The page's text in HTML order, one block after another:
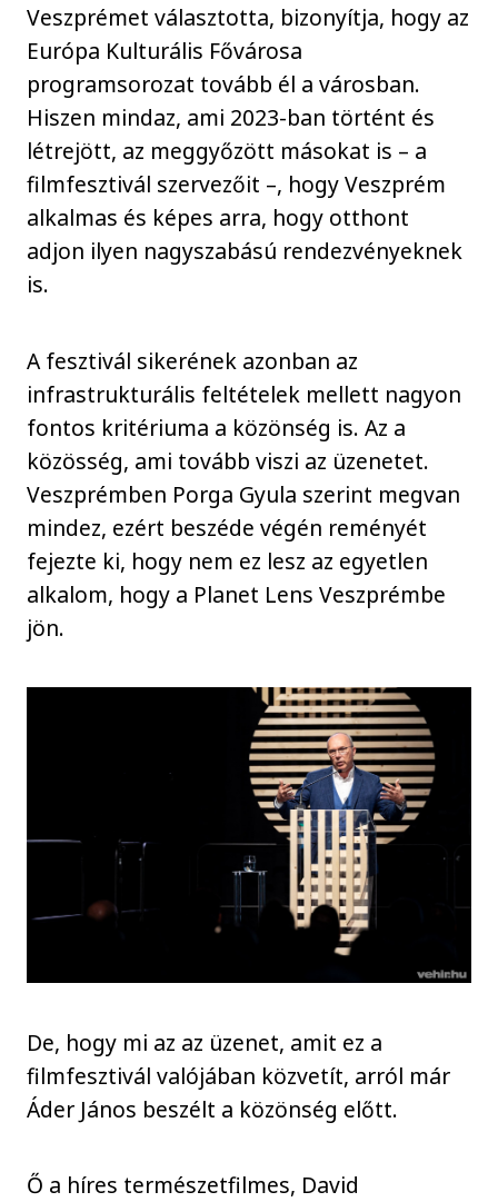
Veszprémet választotta, bizonyítja, hogy az
Európa Kulturális Fővárosa
programsorozat tovább él a városban.
Hiszen mindaz, ami 2023-ban történt és
létrejött, az meggyőzött másokat is – a
filmfesztivál szervezőit –, hogy Veszprém
alkalmas és képes arra, hogy otthont
adjon ilyen nagyszabású rendezvényeknek
is.
A fesztivál sikerének azonban az
infrastrukturális feltételek mellett nagyon
fontos kritériuma a közönség is. Az a
közösség, ami tovább viszi az üzenetet.
Veszprémben Porga Gyula szerint megvan
mindez, ezért beszéde végén reményét
fejezte ki, hogy nem ez lesz az egyetlen
alkalom, hogy a Planet Lens Veszprémbe
jön.
De, hogy mi az az üzenet, amit ez a
filmfesztivál valójában közvetít, arról már
Áder János beszélt a közönség előtt.
Ő a híres természetfilmes, David